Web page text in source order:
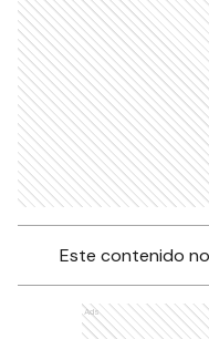
Este contenido
Ads